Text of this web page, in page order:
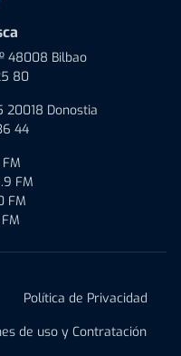
48008 Bilbao
80
20018 Donostia
44
FM
FM
FM
Política de Privacidad
de uso y Contratación